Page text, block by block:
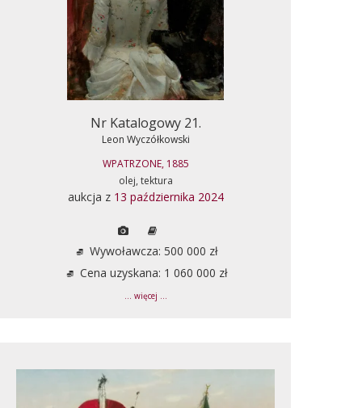
Nr Katalogowy 21.
Leon Wyczółkowski
WPATRZONE, 1885
olej, tektura
aukcja z 13 października 2024
Wywoławcza: 500 000 zł
Cena uzyskana: 1 060 000 zł
... więcej ...